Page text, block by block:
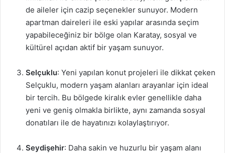
de aileler için cazip seçenekler sunuyor. Modern
apartman daireleri ile eski yapılar arasında seçim
yapabileceğiniz bir bölge olan Karatay, sosyal ve
kültürel açıdan aktif bir yaşam sunuyor.
Selçuklu: Yeni yapılan konut projeleri ile dikkat çeken
Selçuklu, modern yaşam alanları arayanlar için ideal
bir tercih. Bu bölgede kiralık evler genellikle daha
yeni ve geniş olmakla birlikte, aynı zamanda sosyal
donatıları ile de hayatınızı kolaylaştırıyor.
Seydişehir: Daha sakin ve huzurlu bir yaşam alanı